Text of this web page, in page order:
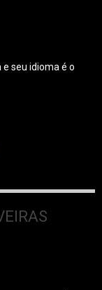
seu idioma é o